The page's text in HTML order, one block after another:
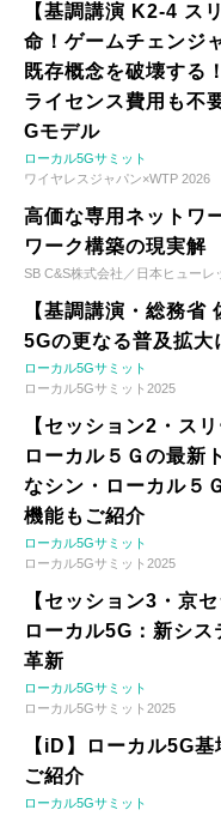
【基調講演 K2-4 ス
命！ゲームチェンジ
既存概念を破壊する
ライセンス費用も不
Gモデル
ローカル5Gサミット
ワイヤレスジャパン×WTP 2026
高価な専用ネットワ
ワーク構築の現実解
SB C&S株式会社／日本ヒューレ
【基調講演・総務省
5Gの更なる普及拡大
ローカル5Gサミット
ローカル5Gサミット2025
【セッション2・ス
ローカル５Ｇの最
なシン・ローカル５
機能もご紹介
ローカル5Gサミット
ローカル5Gサミット2025
【セッション3・京
ローカル5G：新シ
革新
ローカル5Gサミット
ローカル5Gサミット2025
【iD】ローカル5G
ご紹介
ローカル5Gサミット